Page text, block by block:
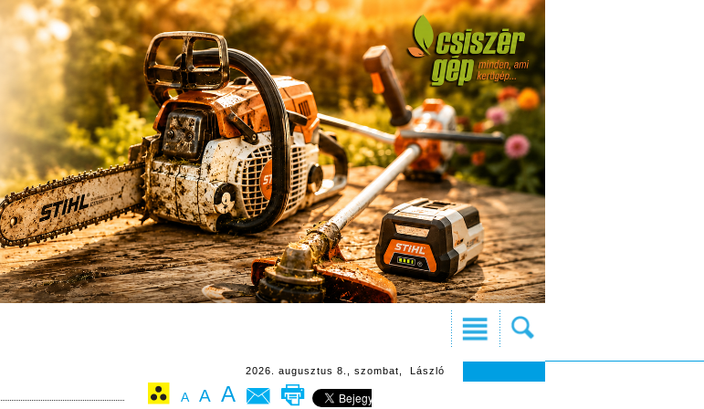
2026. augusztus 8., szombat, László
A A A